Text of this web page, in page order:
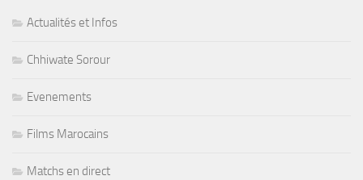
Actualités et Infos
Chhiwate Sorour
Evenements
Films Marocains
Matchs en direct